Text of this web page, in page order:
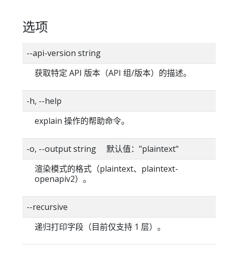
选项
--api-version string
获取特定 API 版本（API 组/版本）的描述。
-h, --help
explain 操作的帮助命令。
-o, --output string 默认值："plaintext"
渲染模式的格式（plaintext、plaintext-
openapiv2）。
--recursive
递归打印字段（目前仅支持 1 层）。